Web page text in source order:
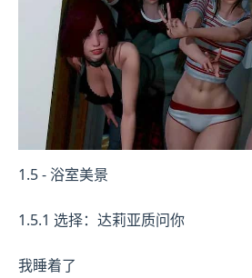
1.5 - 浴室美景
1.5.1 选择：达莉亚质问你
我睡着了